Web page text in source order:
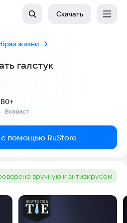
Скачать
жизни
галстук
Возраст
0+
с помощью RuStore
вручную и антивирусом